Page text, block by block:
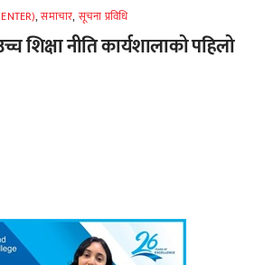
,समाचार, सूचना प्रविधि
शिक्षा नीति कार्यशालाको पहिलो